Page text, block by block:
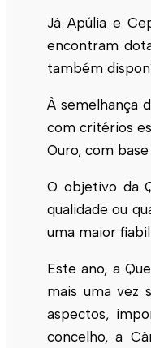
Já Apúlia e
encontram
também
À semelhança
com critérios
Ouro, com
O objetivo da
qualidade ou
uma maior
Este ano, a
mais uma vez
aspectos,
concelho, a